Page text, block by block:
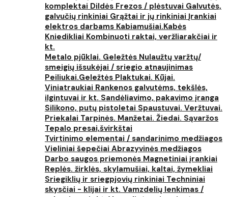
komplektai Dildės Frezos / plėstuvai Galvutės,
galvučių rinkiniai Grąžtai ir jų rinkiniai Įrankiai
elektros darbams Kabiamušiai.Kabės
Kniedikliai Kombinuoti raktai, veržliarakčiai ir
kt.
Metalo pjūklai. Geležtės Nulaužtų varžtų/
smeigių išsukėjai / sriegio atnaujinimas
Peiliukai.Geležtės Plaktukai. Kūjai.
Viniatraukiai Rankenos galvutėms, tekšlės,
ilgintuvai ir kt. Sandėliavimo, pakavimo įranga
Silikono, putų pistoletai Spaustuvai. Veržtuvai.
Priekalai Tarpinės. Manžetai. Žiedai. Sąvaržos
Tepalo presai,švirkštai
Tvirtinimo elementai / sandarinimo medžiagos
Vieliniai šepečiai Abrazyvinės medžiagos
Darbo saugos priemonės Magnetiniai įrankiai
Replės. žirklės, skylamušiai, kaltai, žymekliai
Sriegiklių ir sriegpjovių rinkiniai Techniniai
skysčiai - klijai ir kt. Vamzdelių lenkimas /